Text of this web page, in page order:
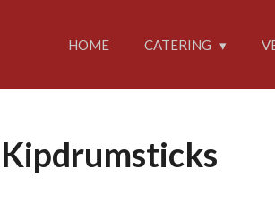
HOME CATERING
Kipdrumsticks